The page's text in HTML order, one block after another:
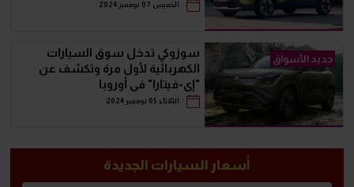
الخميس 07 نوفمبر 2024
جديد الأسواق
سوزوكي تدخل سوق السيارات
الكهربائية لأول مرة وتكشف عن
"إي-فيتارا" في أوروبا
الثلاثاء 05 نوفمبر 2024
أسعار السيارات الجديدة